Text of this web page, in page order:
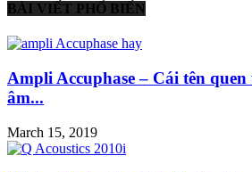
BÀI VIẾT PHỔ BIẾN
Ampli Accuphase – Cái tên
âm...
March 15, 2019